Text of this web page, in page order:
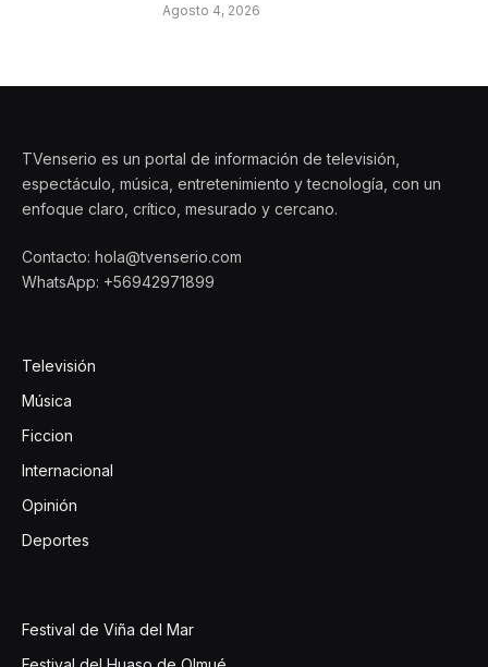
Agosto 4, 2026
TVenserio es un portal de información de televisión,
espectáculo, música, entretenimiento y tecnología, con un
enfoque claro, crítico, mesurado y cercano.
Contacto: hola@tvenserio.com
WhatsApp: +56942971899
Televisión
Música
Ficcion
Internacional
Opinión
Deportes
Festival de Viña del Mar